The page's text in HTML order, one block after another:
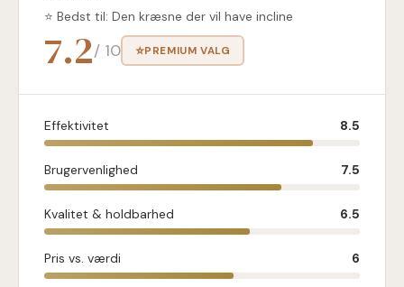
⭐ Bedst til: Den kræsne der vil have incline
7.2/ 10 ⭐PREMIUM VALG
Effektivitet 8.5
Brugervenlighed 7.5
Kvalitet & holdbarhed 6.5
Pris vs. værdi 6